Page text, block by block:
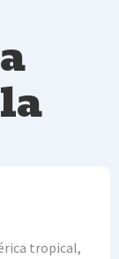
tropical,